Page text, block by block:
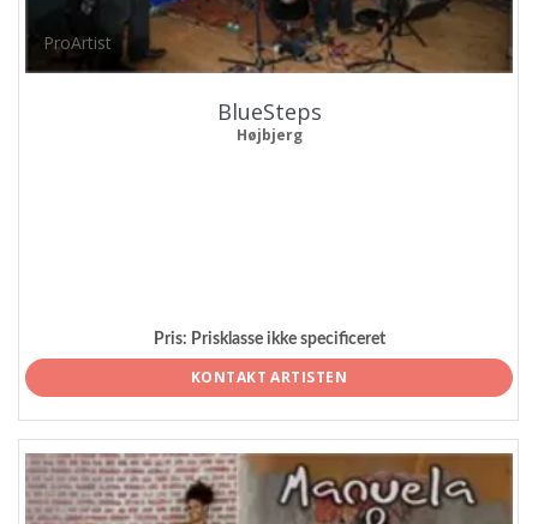
ProArtist
BlueSteps
Højbjerg
Pris: Prisklasse ikke specificeret
KONTAKT ARTISTEN